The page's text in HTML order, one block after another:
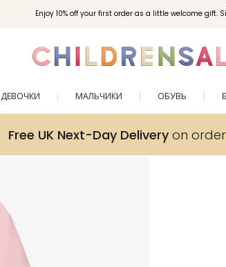
Enjoy 10% off your first order as a little welcome gift.
ДЕВОЧКИ МАЛЬЧИКИ ОБУВЬ
Free UK Next-Day Deliveryon